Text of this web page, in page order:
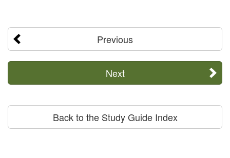
Previous
Next
Back to the Study Guide Index